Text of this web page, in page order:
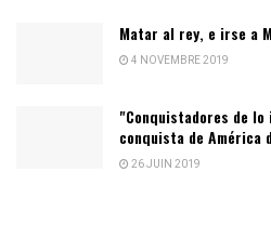
Matar al rey, e irse a
4 NOVEMBRE 2019
"Conquistadores de
conquista de América
26 JUIN 2019